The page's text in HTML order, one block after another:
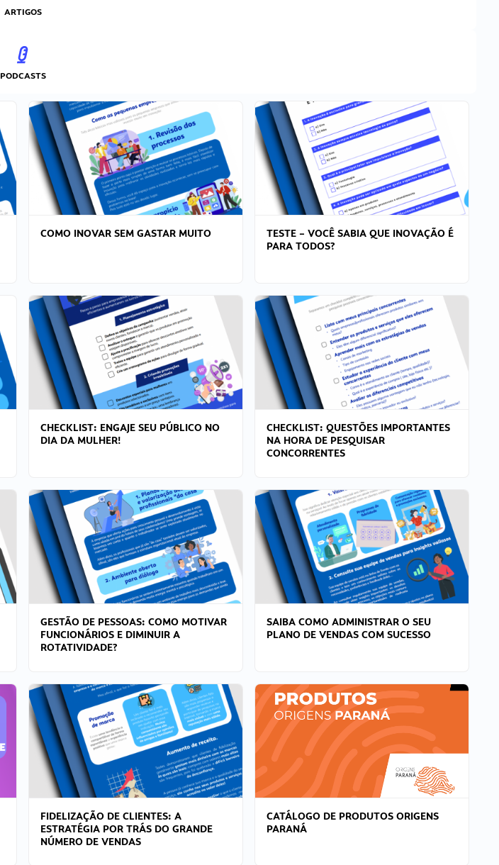
ARTIGOS
PODCASTS
COMO INOVAR SEM GASTAR MUITO
TESTE – VOCÊ SABIA QUE INOVAÇÃO É
PARA TODOS?
CHECKLIST: ENGAJE SEU PÚBLICO NO
DIA DA MULHER!
CHECKLIST: QUESTÕES IMPORTANTES
NA HORA DE PESQUISAR
CONCORRENTES
GESTÃO DE PESSOAS: COMO MOTIVAR
FUNCIONÁRIOS E DIMINUIR A
ROTATIVIDADE?
SAIBA COMO ADMINISTRAR O SEU
PLANO DE VENDAS COM SUCESSO
FIDELIZAÇÃO DE CLIENTES: A
ESTRATÉGIA POR TRÁS DO GRANDE
NÚMERO DE VENDAS
CATÁLOGO DE PRODUTOS ORIGENS
PARANÁ